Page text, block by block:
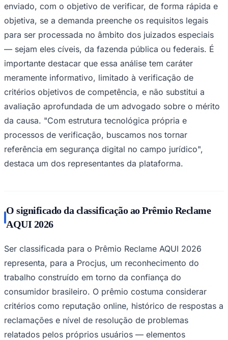
Fluminense
enviado, com o objetivo de verificar, de forma rápida e
objetiva, se a demanda preenche os requisitos legais
para ser processada no âmbito dos juizados especiais
— sejam eles cíveis, da fazenda pública ou federais. É
importante destacar que essa análise tem caráter
meramente informativo, limitado à verificação de
critérios objetivos de competência, e não substitui a
avaliação aprofundada de um advogado sobre o mérito
da causa. "Com estrutura tecnológica própria e
processos de verificação, buscamos nos tornar
referência em segurança digital no campo jurídico",
destaca um dos representantes da plataforma.
O significado da classificação ao Prêmio Reclame
AQUI 2026
Ser classificada para o Prêmio Reclame AQUI 2026
representa, para a Procjus, um reconhecimento do
trabalho construído em torno da confiança do
consumidor brasileiro. O prêmio costuma considerar
critérios como reputação online, histórico de respostas a
reclamações e nível de resolução de problemas
relatados pelos próprios usuários — elementos